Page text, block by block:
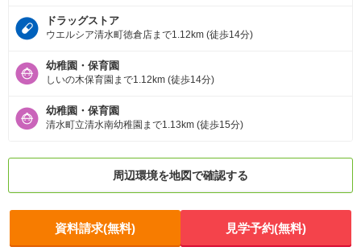
ドラッグストア
ウエルシア清水町徳倉店まで1.12km (徒歩14分)
幼稚園・保育園
しいの木保育園まで1.12km (徒歩14分)
幼稚園・保育園
清水町立清水南幼稚園まで1.13km (徒歩15分)
周辺環境を地図で確認する
資料請求(無料) 見学予約(無料)